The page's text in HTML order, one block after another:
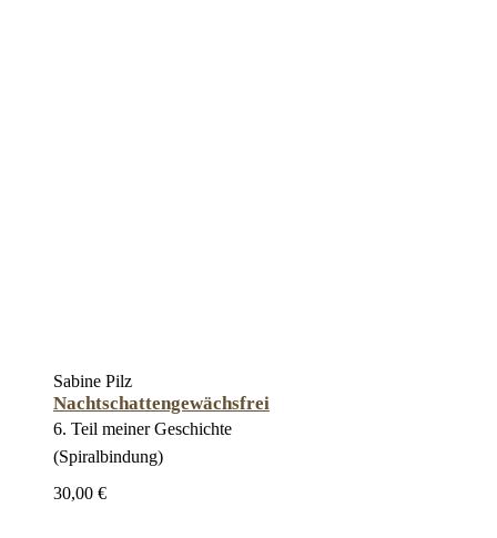
Sabine Pilz
Nachtschattengewächsfrei
6. Teil meiner Geschichte
(Spiralbindung)
30,00 €